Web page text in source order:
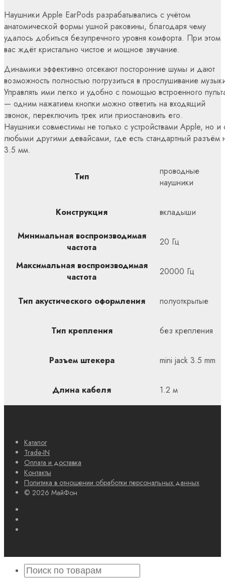
Наушники Apple EarPods разрабатывались с учётом
анатомической формы ушной раковины, благодаря чему
удалось добиться безупречного уровня комфорта. При этом
вас ждёт кристально чистое и мощное звучание.
Динамики эффективно отсекают посторонние шумы и дают
возможность полностью погрузиться в прослушивание
Управлять ими легко и удобно с помощью встроенного
— одним нажатием кнопки можно ответить на входящий
звонок, переключить трек или приостановить его.
Наушники совместимы не только с устройствами Apple, но и
любыми другими девайсами, где есть стандартный разъём
3.5 мм.
Тип
проводные
наушники
Конструкция вкладыши
Минимальная воспроизводимая
частота
20 Гц
Максимальная воспроизводимая
частота
20000 Гц
Тип акустического оформления полуоткрытые
Тип крепления без крепления
Разъем штекера mini jack 3.5 mm
Длина кабеля 1.2 м
Каталог
Trade-IN
Оплата и доставка
Контакты
Политика в отношении обработки персональных данных
© 2026 МайФон